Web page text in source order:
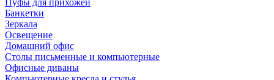
Пуфы для прихожей
Банкетки
Зеркала
Освещение
Домашний офис
Столы письменные и компьютерные
Офисные диваны